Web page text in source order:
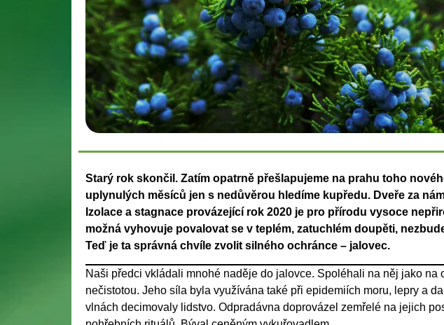
Starý rok skončil. Zatím opatrně přešlapujeme na prahu toho
uplynulých měsíců jen s nedůvěrou hledíme kupředu. Dveře za
Izolace a stagnace provázející rok 2020 je pro přírodu vysoce
možná vyhovuje povalovat se v teplém, zatuchlém doupěti,
Teď je ta správná chvíle zvolit silného ochránce – jalovec.
Naši předci vkládali mnohé naděje do jalovce. Spoléhali na něj jako na
nečistotou. Jeho síla byla využívána také při epidemiích moru, lepry a
vlnách decimovaly lidstvo. Odpradávna doprovázel zemřelé na jejich